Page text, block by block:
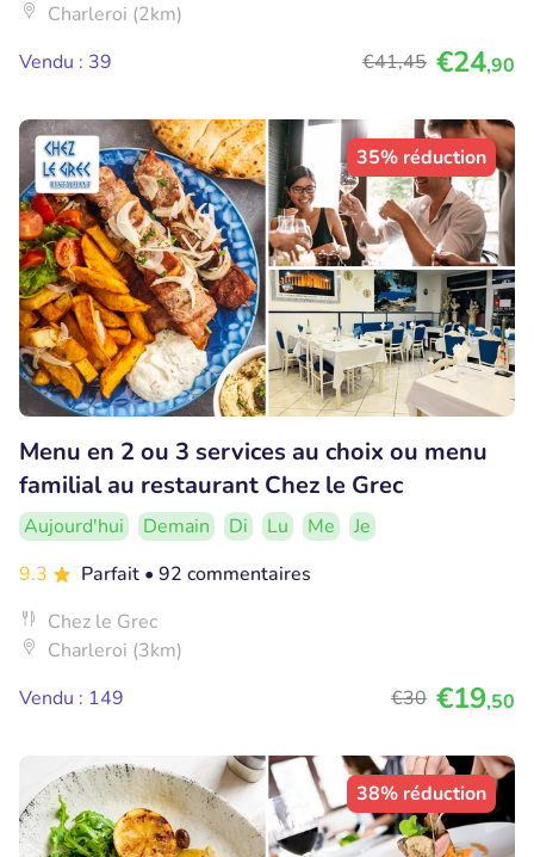
Charleroi (2km)
Vendu : 39
€41,45 €24,90
35% réduction
Menu en 2 ou 3 services au choix ou menu
familial au restaurant Chez le Grec
Aujourd'hui Demain Di Lu Me
Je
9.3
Parfait • 92 commentaires
Chez le Grec
Charleroi (3km)
Vendu : 149
€30 €19,50
38% réduction